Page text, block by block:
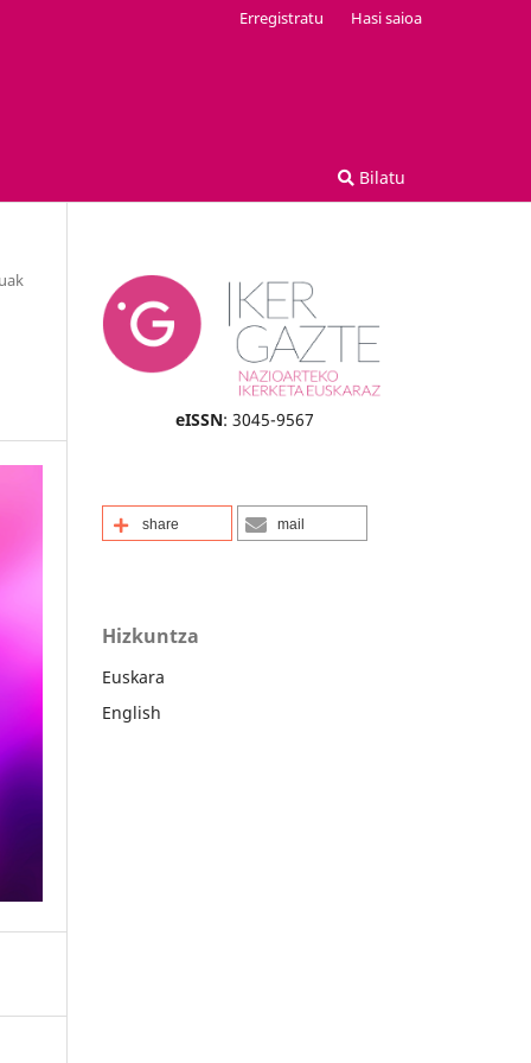
Bilatu
Erregistratu Hasi saioa
eISSN: 3045-9567
share mail
Hizkuntza
Euskara
English